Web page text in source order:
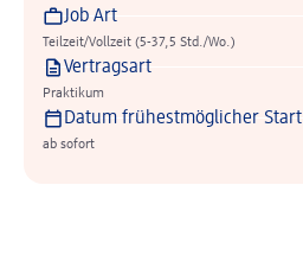
Job Art
Teilzeit/Vollzeit (5-37,5 Std./Wo.)
Vertragsart
Praktikum
Datum frühestmöglicher Start
ab sofort